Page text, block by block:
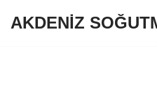
AKDENİZ